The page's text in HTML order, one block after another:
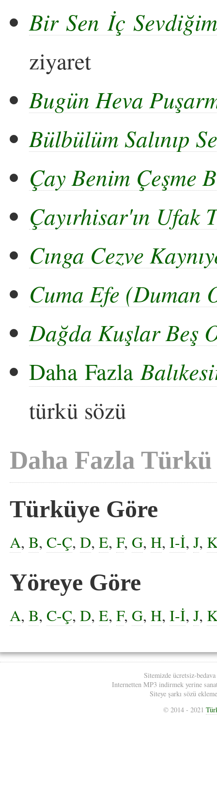
Bir Sen İç
ziyaret
Bugün Heva
Bülbülüm Salınıp
Çay Benim Çeşme
Çayırhisar'ın Ufak
Cınga Cezve
Cuma Efe (Duman
Dağda Kuşlar Beş
Daha Fazla
türkü sözü
Daha Fazla Türkü
Türküye Göre
A, B, C-Ç, D, E, F, G, H, I-İ, J,
Yöreye Göre
A, B, C-Ç, D, E, F, G, H, I-İ, J,
Sitemizde ücretsiz-
Internetten MP3 indirmek yerine
Siteye şarkı sözü
© 2014 - 2021